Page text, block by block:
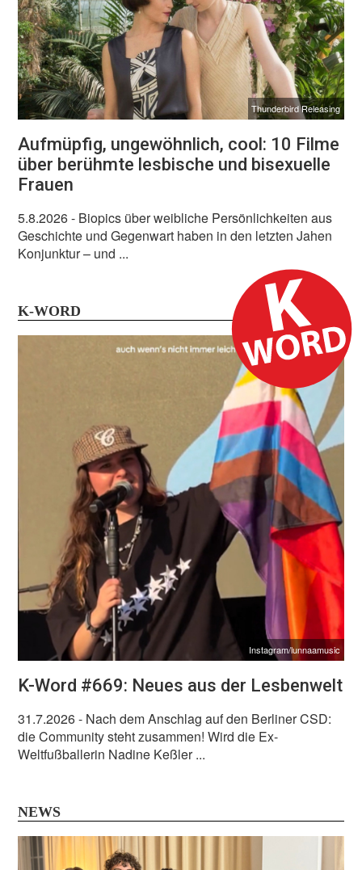
Thunderbird Releasing
Aufmüpfig, ungewöhnlich, cool: 10 Filme
über berühmte lesbische und bisexuelle
Frauen
5.8.2026- Biopics über weibliche Persönlichkeiten aus
Geschichte und Gegenwart haben in den letzten Jahen
Konjunktur – und ...
K-WORD
Instagram/lunnaamusic
K-Word #669: Neues aus der Lesbenwelt
31.7.2026- Nach dem Anschlag auf den Berliner CSD:
die Community steht zusammen! Wird die Ex-
Weltfußballerin Nadine Keßler ...
NEWS